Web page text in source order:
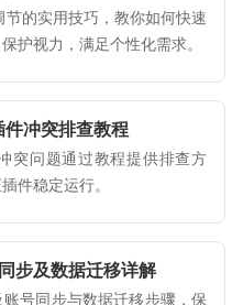
节的实用技巧，教你如何快速
护视力，满足个性化需求。
件冲突排查教程
突问题通过教程提供排查方
件稳定运行。
步及数据迁移详解
号同步与数据迁移步骤，保